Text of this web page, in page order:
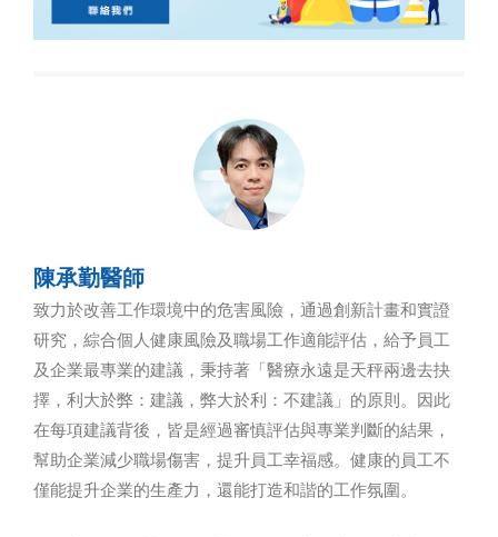
陳承勤醫師
致力於改善工作環境中的危害風險，通過創新計畫和實證
研究，綜合個人健康風險及職場工作適能評估，給予員工
及企業最專業的建議，秉持著「醫療永遠是天秤兩邊去抉
擇，利大於弊：建議，弊大於利：不建議」的原則。因此
在每項建議背後，皆是經過審慎評估與專業判斷的結果，
幫助企業減少職場傷害，提升員工幸福感。健康的員工不
僅能提升企業的生產力，還能打造和諧的工作氛圍。